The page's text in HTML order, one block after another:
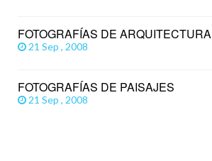
FOTOGRAFÍAS DE ARQUITECTURA
21 Sep , 2008
FOTOGRAFÍAS DE PAISAJES
21 Sep , 2008